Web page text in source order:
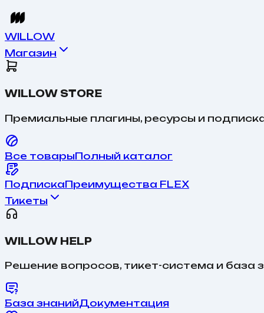
WILLOW
Магазин
WILLOW STORE
Премиальные плагины, ресурсы и
Все товарыПолный каталог
ПодпискаПреимущества FLEX
Тикеты
WILLOW HELP
Решение вопросов, тикет-система и база
База знанийДокументация